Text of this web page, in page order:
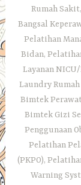
Rumah
Bangsal
Pelatihan
Bidan,
Layanan
Laundry
Bimtek
Bimtek Gizi
Penggunaan
Pelatihan
(PKPO),
Warning